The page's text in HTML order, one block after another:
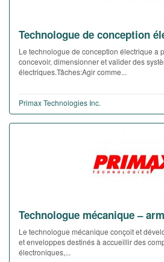
Technologue de conception
Le technologue de conception électrique a
concevoir, dimensionner et valider des
électriques.Tâches:Agir comme...
Primax Technologies Inc.
Technologue mécanique –
Le technologue mécanique conçoit et
et enveloppes destinés à accueillir des
électroniques,...